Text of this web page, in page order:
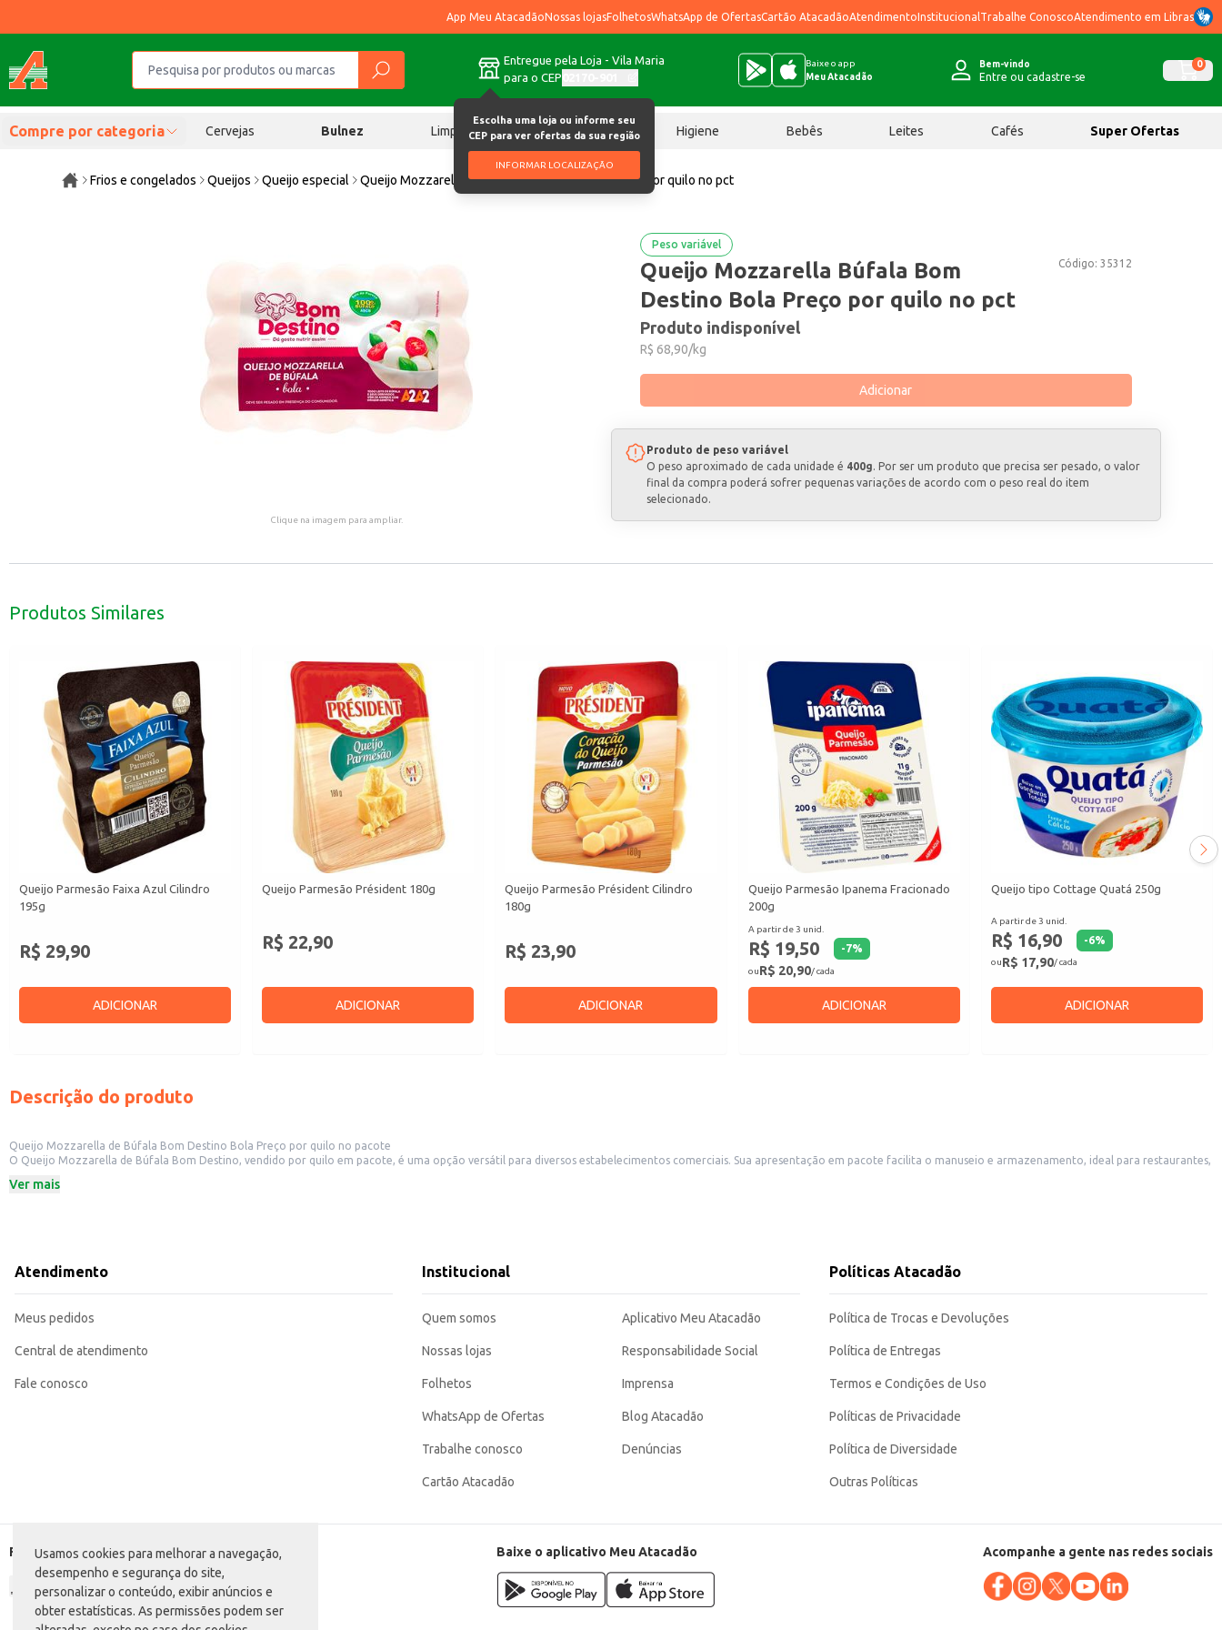
Usamos cookies para melhorar a navegação,
desempenho e segurança do site,
personalizar o conteúdo, exibir anúncios e
obter estatísticas. As permissões podem ser
App Meu AtacadãoNossas lojasFolhetosWhatsApp de OfertasCartão AtacadãoAtendimentoInstitucional Trabalhe ConoscoAtendimento em Libras
Entregue pela Loja - Vila Maria
para o CEP
Escolha uma loja ou informe seu
CEP para ver ofertas da sua região
INFORMAR LOCALIZAÇÃO
Baixe o app
Meu Atacadão
Bem-vindo
Entre ou cadastre-se
0
Compre por categoria Cervejas Bulnez Limpeza Chocolates Higiene Bebês Leites Cafés Super Ofertas
Frios e congelados Queijos Queijo especial Queijo Mozzarella Búfala Bom Destino Bola Preço por quilo no pct
Clique na imagem para ampliar.
Peso variável
Código: 35312
Queijo Mozzarella Búfala Bom
Destino Bola Preço por quilo no pct
Produto indisponível
R$ 68,90/kg
Adicionar
Produto de peso variável
O peso aproximado de cada unidade é 400g. Por ser um produto que precisa ser pesado, o valor
final da compra poderá sofrer pequenas variações de acordo com o peso real do item
selecionado.
Produtos Similares
Queijo Parmesão Faixa Azul Cilindro
195g
R$ 29,90
ADICIONAR
Queijo Parmesão Président 180g
R$ 22,90
ADICIONAR
Queijo Parmesão Président Cilindro
180g
R$ 23,90
ADICIONAR
Queijo Parmesão Ipanema Fracionado
200g
A partir de 3 unid.
R$ 19,50 -7%
ouR$ 20,90/ cada
ADICIONAR
Queijo tipo Cottage Quatá 250g
A partir de 3 unid.
R$ 16,90 -6%
ouR$ 17,90/ cada
ADICIONAR
Descrição do produto
Queijo Mozzarella de Búfala Bom Destino Bola Preço por quilo no pacote
O Queijo Mozzarella de Búfala Bom Destino, vendido por quilo em pacote, é uma opção versátil para diversos estabelecimentos comerciais. Sua apresentação em pacote facilita o manuseio e armazenamento, ideal para restaurantes,
Dicas de uso:
O Queijo Mozzarella de Búfala Bom Destino, vendido a granel por quilo, representa uma escolha prática e eficiente para quem busca um produto de qualidade para revenda ou uso em estabelecimentos comerciais. Sua praticidade de
armazenamento e o formato de venda por quilo garantem um bom custo-benefício.
Marca: Bom Destino
Categoria: Queijo especial
Venda: Por quilo, em pacote
Ver mais
Atendimento
Meus pedidos
Central de atendimento
Fale conosco
Institucional
Quem somos
Nossas lojas
Folhetos
WhatsApp de Ofertas
Trabalhe conosco
Cartão Atacadão
Aplicativo Meu Atacadão
Responsabilidade Social
Imprensa
Blog Atacadão
Denúncias
Políticas Atacadão
Política de Trocas e Devoluções
Política de Entregas
Termos e Condições de Uso
Políticas de Privacidade
Política de Diversidade
Outras Políticas
Formas de pagamento Baixe o aplicativo Meu Atacadão Acompanhe a gente nas redes sociais